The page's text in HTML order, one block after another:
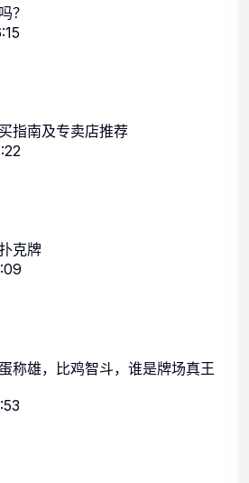
？
指南及专卖店推荐
克牌
称雄，比鸡智斗，谁是牌场真王